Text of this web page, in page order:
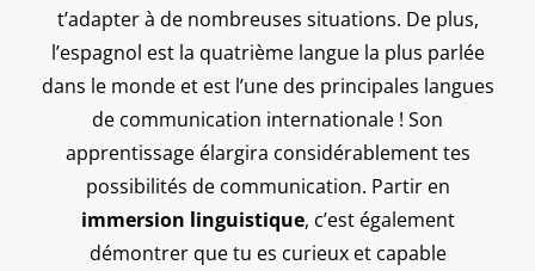
t’adapter à de nombreuses situations. De plus,
l’espagnol est la quatrième langue la plus parlée
dans le monde et est l’une des principales langues
de communication internationale ! Son
apprentissage élargira considérablement tes
possibilités de communication. Partir en
immersion linguistique, c’est également
démontrer que tu es curieux et capable